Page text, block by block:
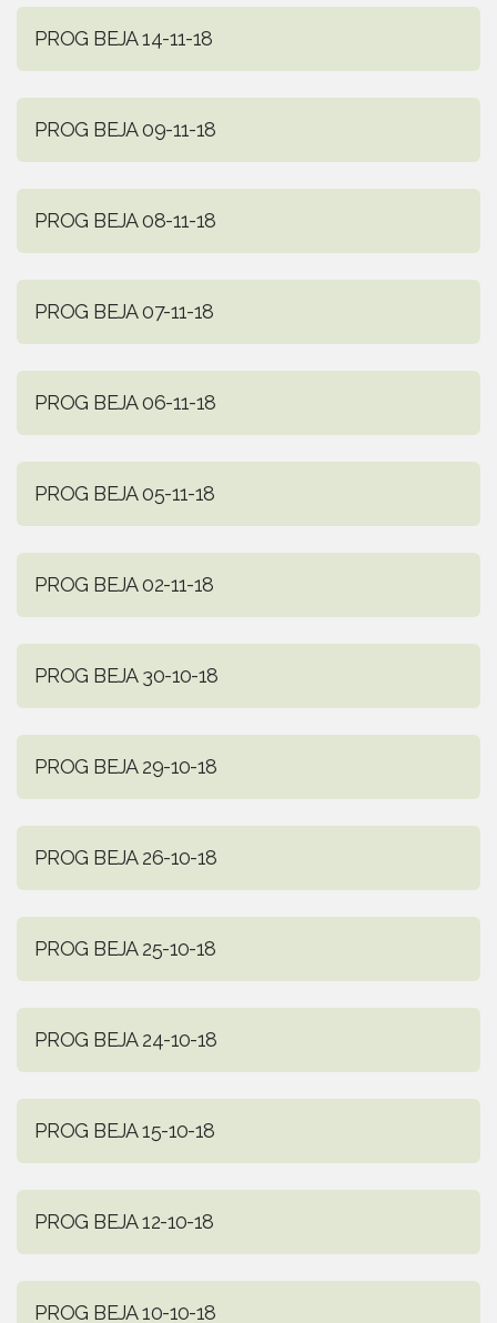
PROG BEJA 14-11-18
PROG BEJA 09-11-18
PROG BEJA 08-11-18
PROG BEJA 07-11-18
PROG BEJA 06-11-18
PROG BEJA 05-11-18
PROG BEJA 02-11-18
PROG BEJA 30-10-18
PROG BEJA 29-10-18
PROG BEJA 26-10-18
PROG BEJA 25-10-18
PROG BEJA 24-10-18
PROG BEJA 15-10-18
PROG BEJA 12-10-18
PROG BEJA 10-10-18